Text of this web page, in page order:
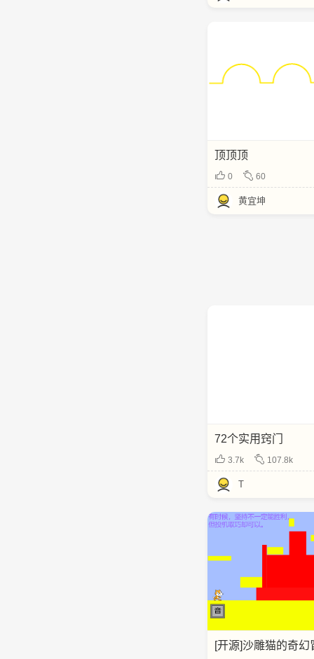
顶顶顶
0 60
黄宜坤
72个实用窍门
3.7k 107.8k
T
[开源]沙雕猫的奇幻